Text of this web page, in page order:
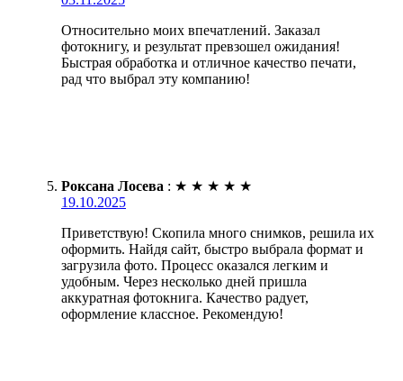
Относительно моих впечатлений. Заказал
фотокнигу, и результат превзошел ожидания!
Быстрая обработка и отличное качество печати,
рад что выбрал эту компанию!
Роксана Лосева : ★ ★ ★ ★ ★
19.10.2025
Приветствую! Скопила много снимков, решила их
оформить. Найдя сайт, быстро выбрала формат и
загрузила фото. Процесс оказался легким и
удобным. Через несколько дней пришла
аккуратная фотокнига. Качество радует,
оформление классное. Рекомендую!